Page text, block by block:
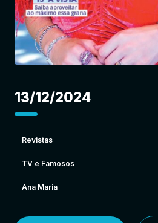
13/12/2024
Revistas
TV e Famosos
Ana Maria